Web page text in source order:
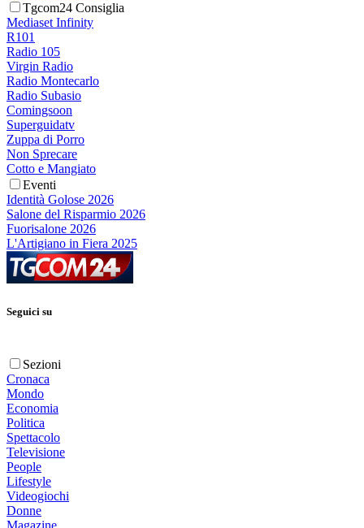
Tgcom24 Consiglia
Mediaset Infinity
R101
Radio 105
Virgin Radio
Radio Montecarlo
Radio Subasio
Comingsoon
Superguidatv
Zuppa di Porro
Non Sprecare
Cotto e Mangiato
Eventi
Identità Golose 2026
Salone del Risparmio 2026
Fuorisalone 2026
L'Artigiano in Fiera 2025
Seguici su
Sezioni
Cronaca
Mondo
Economia
Politica
Spettacolo
Televisione
People
Lifestyle
Videogiochi
Donne
Magazine